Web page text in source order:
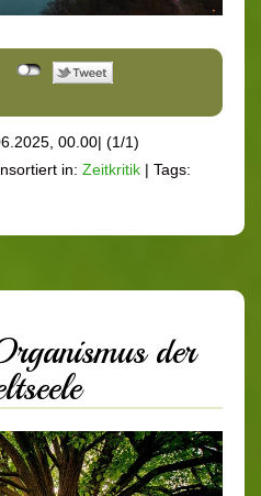
00.00| (1/1)
in: Zeitkritik | Tags:
der